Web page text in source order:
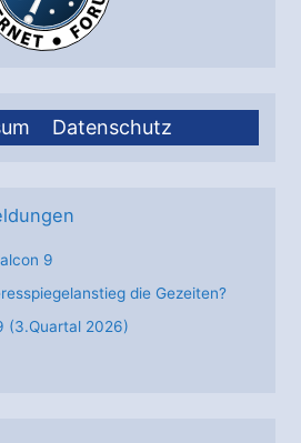
Datenschutz
9
die Gezeiten?
(3.Quartal 2026)